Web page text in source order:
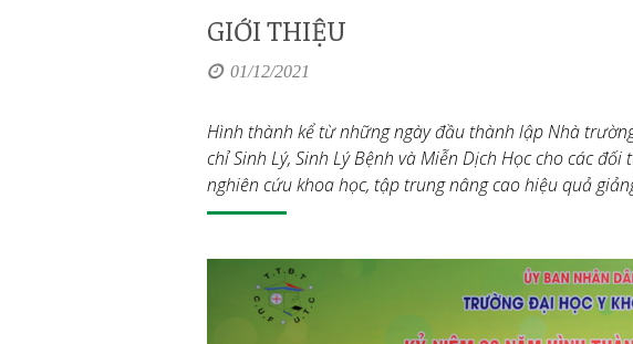
GIỚI THIỆU
01/12/2021
Hình thành kể từ những ngày đầu thành lập Nhà
chỉ Sinh Lý, Sinh Lý Bệnh và Miễn Dịch Học cho các
nghiên cứu khoa học, tập trung nâng cao hiệu quả